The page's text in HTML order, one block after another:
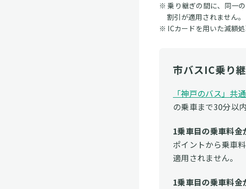
乗り継ぎの間に、同一
割引が適用されません。
ICカードを用いた減額
市バスIC乗り
「神戸のバス」共
の乗車まで30分以
1乗車目の乗車料
ポイントから乗車
適用されません。
1乗車目の乗車料